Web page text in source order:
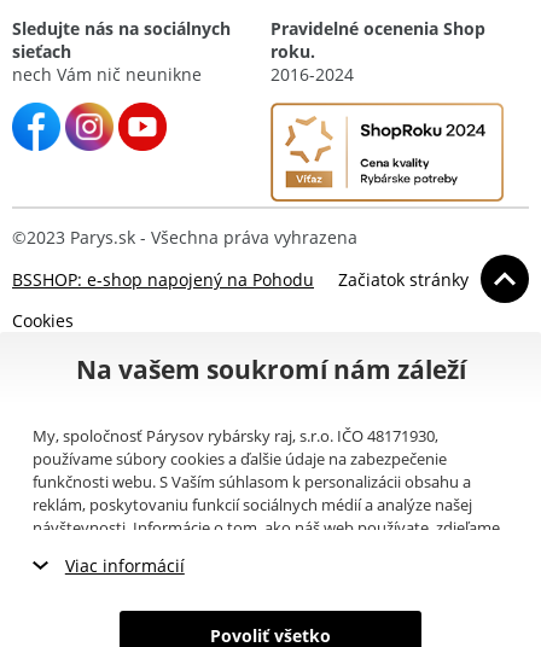
Sledujte nás na sociálnych
sieťach
nech Vám nič neunikne
Pravidelné ocenenia Shop
roku.
2016-2024
©2023 Parys.sk - Všechna práva vyhrazena
BSSHOP: e-shop napojený na Pohodu
Začiatok stránky
Cookies
Na vašem soukromí nám záleží
My, spoločnosť Párysov rybársky raj, s.r.o. IČO 48171930,
používame súbory cookies a ďalšie údaje na zabezpečenie
funkčnosti webu. S Vaším súhlasom k personalizácii obsahu a
reklám, poskytovaniu funkcií sociálnych médií a analýze našej
návštevnosti. Informácie o tom, ako náš web používate, zdieľame
(napríklad Google).Tu
informáciami, ktoré ste im poskytli alebo ktoré získali v dôsledku
toho, že používate ich služby. Tieto údaje zahŕňajú cookies, dáta z
Viac informácií
Nevyhnutné cookies
Povoliť všetko